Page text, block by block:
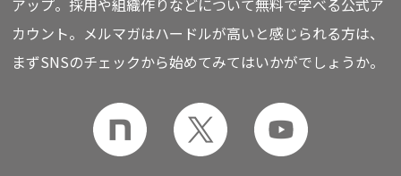
カウント。 メルマガはハードルが高いと感じられる方は、
まずSNSのチェックから始めてみてはいかがでしょうか。